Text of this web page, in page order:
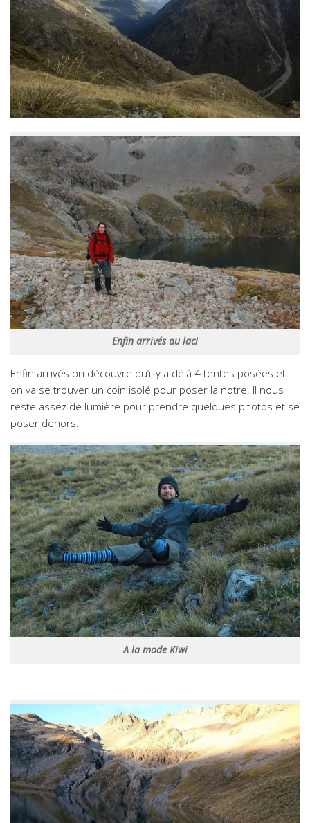
Enfin arrivés au lac!
Enfin arrivés on découvre qu’il y a déjà 4 tentes posées et
on va se trouver un coin isolé pour poser la notre. Il nous
reste assez de lumière pour prendre quelques photos et se
poser dehors.
A la mode Kiwi